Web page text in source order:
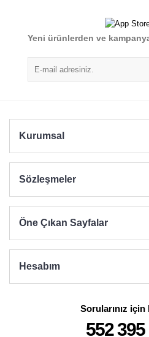
Yorum
Ürün resmi kalitesiz, bozuk
Ürün açıklamasında eksik
Ürün bilgilerinde hatalar
Yeni ürünlerden ve
Kurumsal
Sözleşmeler
Öne Çıkan Sayfalar
Hesabım
Sorularınız için
552 395